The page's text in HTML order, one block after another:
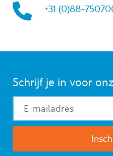
+31 (0)88-
Schrijf je in voor